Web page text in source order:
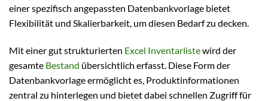
einer spezifisch angepassten Datenbankvorlage bietet
Flexibilität und Skalierbarkeit, um diesen Bedarf zu decken.
Mit einer gut strukturierten Excel Inventarlistewird der
gesamte Bestand übersichtlich erfasst. Diese Form der
Datenbankvorlage ermöglicht es, Produktinformationen
zentral zu hinterlegen und bietet dabei schnellen Zugriff für